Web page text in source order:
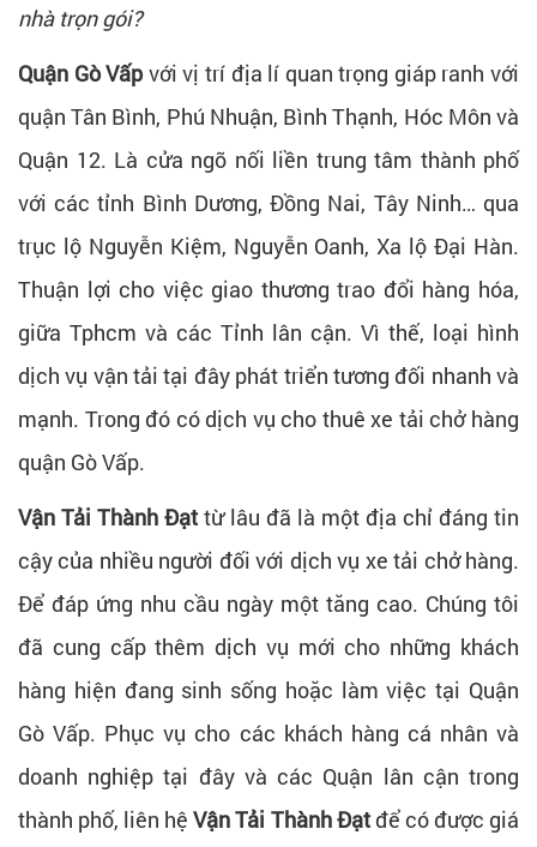
nhà trọn gói?
Quận Gò Vấp với vị trí địa lí quan trọng giáp ranh với
quận Tân Bình, Phú Nhuận, Bình Thạnh, Hóc Môn và
Quận 12. Là cửa ngõ nối liền trung tâm thành phố
với các tỉnh Bình Dương, Đồng Nai, Tây Ninh… qua
trục lộ Nguyễn Kiệm, Nguyễn Oanh, Xa lộ Đại Hàn.
Thuận lợi cho việc giao thương trao đổi hàng hóa,
giữa Tphcm và các Tỉnh lân cận. Vì thế, loại hình
dịch vụ vận tải tại đây phát triển tương đối nhanh và
mạnh. Trong đó có dịch vụ cho thuê xe tải chở hàng
quận Gò Vấp.
Vận Tải Thành Đạt từ lâu đã là một địa chỉ đáng tin
cậy của nhiều người đối với dịch vụ xe tải chở hàng.
Để đáp ứng nhu cầu ngày một tăng cao. Chúng tôi
đã cung cấp thêm dịch vụ mới cho những khách
hàng hiện đang sinh sống hoặc làm việc tại Quận
Gò Vấp. Phục vụ cho các khách hàng cá nhân và
doanh nghiệp tại đây và các Quận lân cận trong
thành phố, liên hệVận Tải Thành Đạtđể có được giá